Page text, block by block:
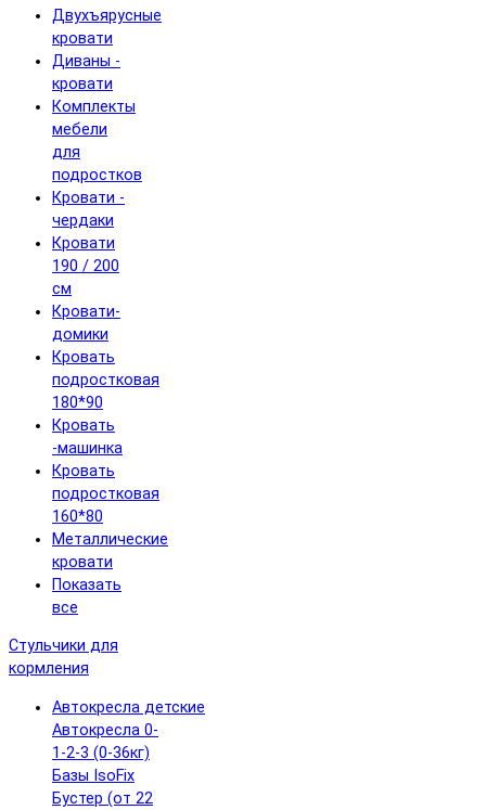
Двухъярусные
кровати
Диваны -
кровати
Комплекты
мебели
для
подростков
Кровати -
чердаки
Кровати
190 / 200
см
Кровати-
домики
Кровать
подростковая
180*90
Кровать
-машинка
Кровать
подростковая
160*80
Металлические
кровати
Показать
все
Стульчики для
кормления
Автокресла детские
Автокресла 0-
1-2-3 (0-36кг)
Базы IsoFix
Бустер (от 22